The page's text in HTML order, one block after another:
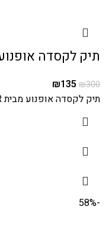
תיק לקסדה
₪300
₪135
תיק לקסדה אופנוע מבית PRO-BIKER לתיק יש יכולת עמידות באופן עצמאי בזכות המדרכים בלוטים שיש בתחתית התיק תיק נשיאה לקסדה
-58%